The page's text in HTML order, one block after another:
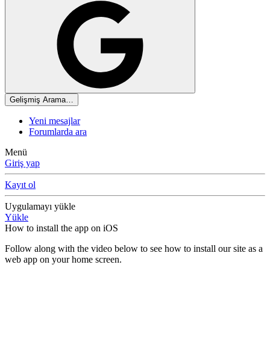
Gelişmiş Arama…
Yeni mesajlar
Forumlarda ara
Menü
Giriş yap
Kayıt ol
Uygulamayı yükle
Yükle
How to install the app on iOS
Follow along with the video below to see how to install our site as a
web app on your home screen.